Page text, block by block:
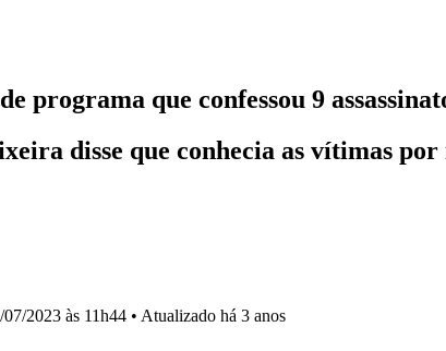
programa que confessou 9
disse que conhecia as vítimas
07/2023 às 11h44 • Atualizado há 3 anos